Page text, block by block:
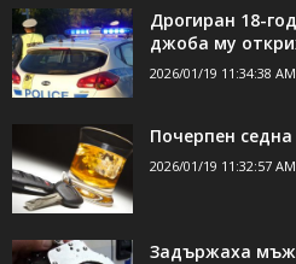
Дрогиран 18-
джоба му
2026/01/19 11:34:38 AM
Почерпен
2026/01/19 11:32:57 AM
Задържаха